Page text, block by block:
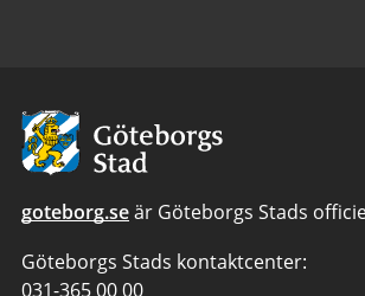
Avsändare
goteborg.seär Göteborgs Stads
Göteborgs Stads kontaktcenter:
Telefonnummer
031-365 00 00